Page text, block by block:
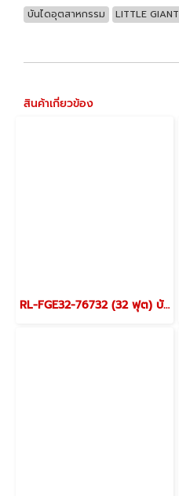
บันไดอุตสาหกรรม LITTLE GIANT
สินค้าเกี่ยวข้อง
RL-FGE32-76732 (32 ฟุต) บันไดไฟเบอร์กลาส สไลด์เลื่อน 2 ตอน RL-FGE